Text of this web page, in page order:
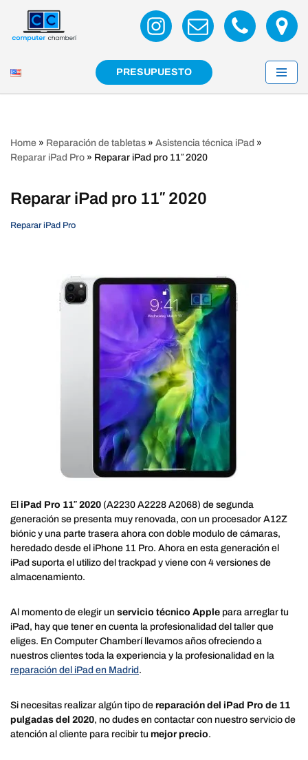
Saltar
PRESUPUESTO
Home » Reparación de tabletas » Asistencia técnica iPad »
Reparar iPad Pro » Reparar iPad pro 11″ 2020
Reparar iPad pro 11″ 2020
Reparar iPad Pro
El iPad Pro 11″ 2020 (A2230 A2228 A2068) de segunda
generación se presenta muy renovada, con un procesador A12Z
biónic y una parte trasera ahora con doble modulo de cámaras,
heredado desde el iPhone 11 Pro. Ahora en esta generación el
iPad suporta el utilizo del trackpad y viene con 4 versiones de
almacenamiento.
Al momento de elegir un servicio técnico Apple para arreglar tu
iPad, hay que tener en cuenta la profesionalidad del taller que
eliges. En Computer Chamberí llevamos años ofreciendo a
nuestros clientes toda la experiencia y la profesionalidad en la
reparación del iPad en Madrid .
Si necesitas realizar algún tipo de reparación del iPad Pro de 11
pulgadas del 2020, no dudes en contactar con nuestro servicio de
atención al cliente para recibir tu mejor precio.